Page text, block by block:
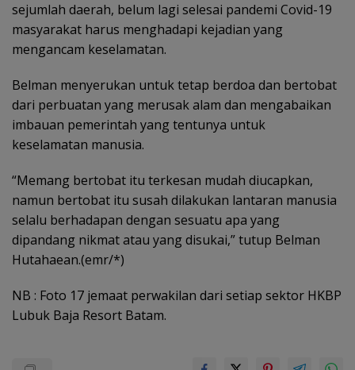
sejumlah daerah, belum lagi selesai pandemi Covid-19
masyarakat harus menghadapi kejadian yang
mengancam keselamatan.
Belman menyerukan untuk tetap berdoa dan bertobat
dari perbuatan yang merusak alam dan mengabaikan
imbauan pemerintah yang tentunya untuk
keselamatan manusia.
“Memang bertobat itu terkesan mudah diucapkan,
namun bertobat itu susah dilakukan lantaran manusia
selalu berhadapan dengan sesuatu apa yang
dipandang nikmat atau yang disukai,” tutup Belman
Hutahaean.(emr/*)
NB : Foto 17 jemaat perwakilan dari setiap sektor HKBP
Lubuk Baja Resort Batam.